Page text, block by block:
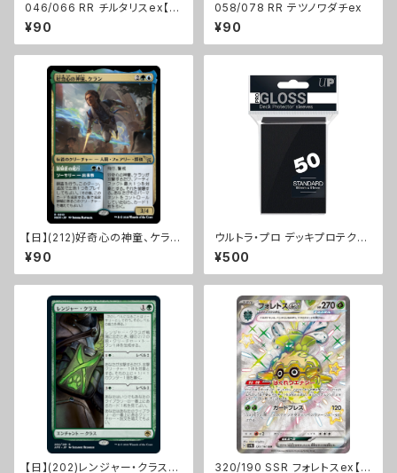
046/066 RR チルタリスex【s
v4M】Gレギュ
¥90
058/078 RR テツノワダチex
¥90
【日】(212)好奇心の神童、ケラ
ン/Kellan, Inquisitive Prodi
gy [MKM]
¥90
ウルトラ・プロ デッキプロテクタ
ー ソリッド スタンダードサイズ
¥500
【日】(202)レンジャー・クラス/R 320/190 SSR フォレトスex【s